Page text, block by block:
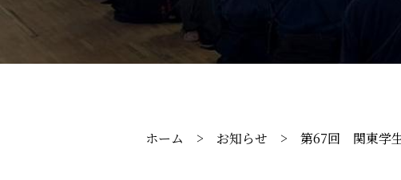
ホーム > お知らせ > 第67回 関東学生